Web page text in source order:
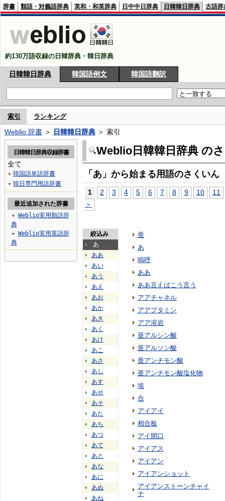
辞書 類語・対義語辞典 英和・和英辞典 日中中日辞典 日韓韓日辞典 古語辞
約130万語収録の日韓辞典・韓日辞典
日韓韓日辞典 韓国語例文 韓国語翻訳
索引 ランキング
Weblio 辞書 ＞ 日韓韓日辞典 ＞ 索引
Weblio日韓韓日辞典 の
「あ」から始まる用語のさくいん
1 2 3 4 5 6 7 8 9 10
11
＞
絞込み
あ
ああ
あい
あう
あえ
あお
あか
あき
あく
あけ
あこ
あさ
あし
あす
あせ
あそ
あた
あち
あつ
あて
あと
あな
あに
あぬ
あね
亜
あ
嗚呼
ああ
ああ言えばこう言う
アアチャネル
アアプタミン
アア溶岩
亜アルシン酸
亜アルソン酸
亜アンチモン酸
亜アンチモン酸塩化物
埃
合
アイアイ
相合板
アイ開口
アイアス
アイアン
アイアンショット
アイアンストーンチャイ
ナ
日韓韓日辞典収録辞書
全て
▼ 韓国語単語辞書
▼ 韓日専門用語辞書
最近追加された辞書
▼
Weblio実用類語辞
典
▼
Weblio実用英語辞
典